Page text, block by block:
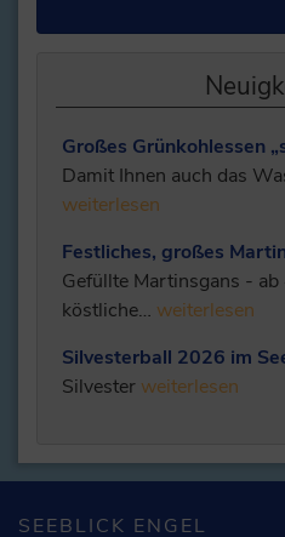
Großes Grünkohlessen
Damit Ihnen auch das
weiterlesen
Festliches, großes
Gefüllte Martinsgans -
köstliche… weiterlesen
Silvesterball 2026 im
Silvester weiterlesen
SEEBLICK ENGEL